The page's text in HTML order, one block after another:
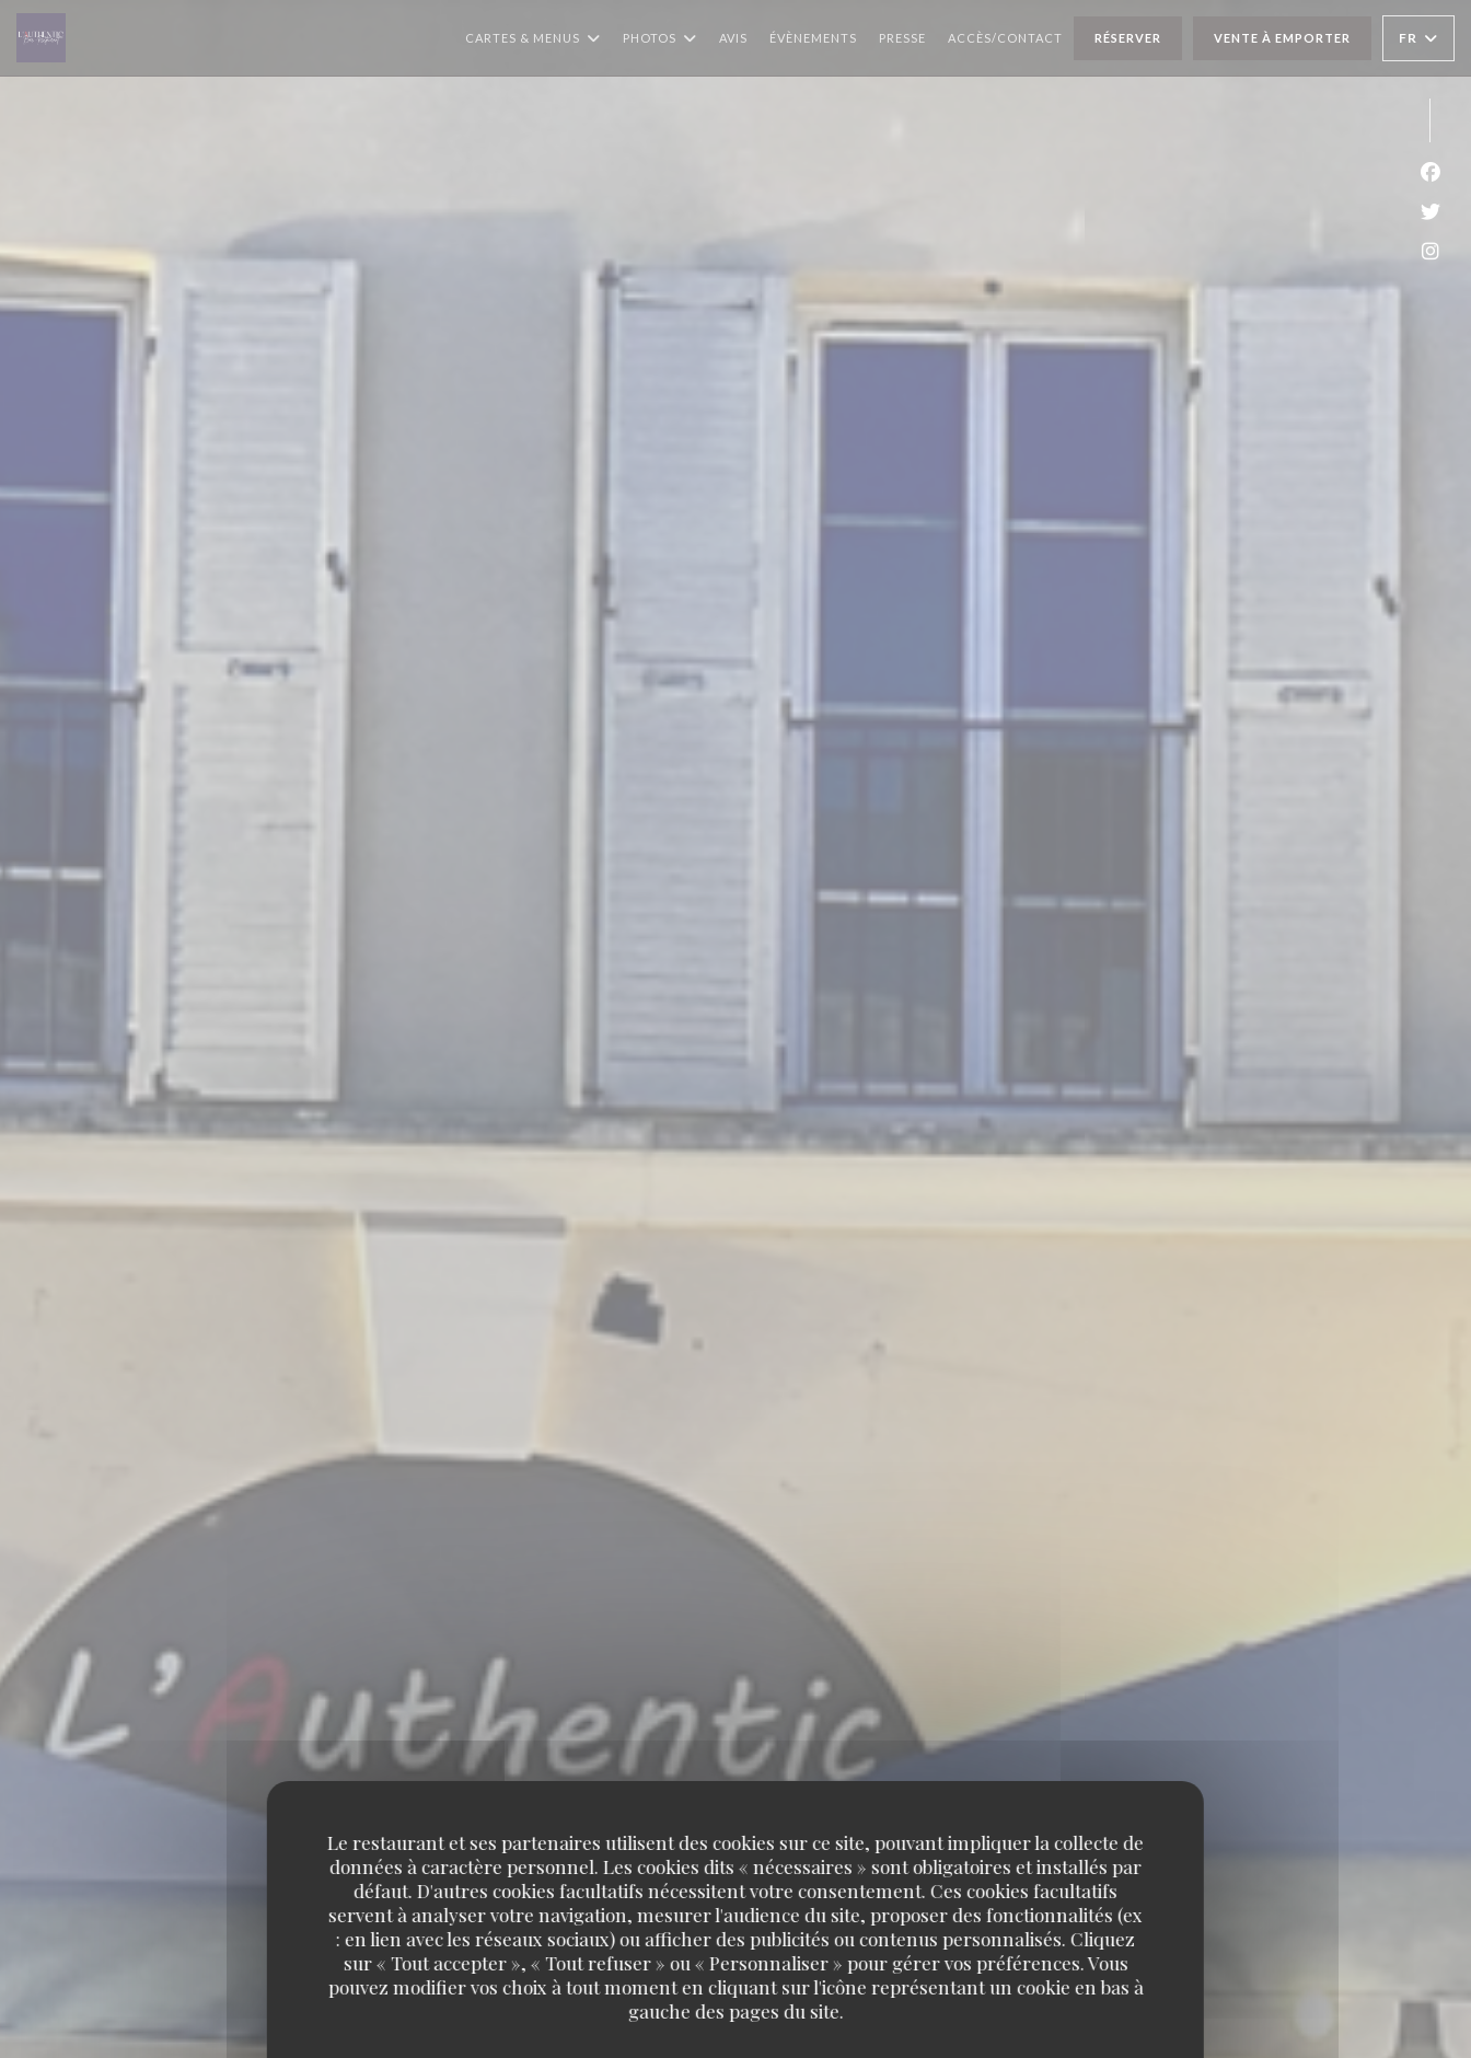
Le restaurant et ses partenaires utilisent des cookies sur ce site, pouvant impliquer la collecte de
données à caractère personnel. Les cookies dits « nécessaires » sont obligatoires et installés par
défaut. D'autres cookies facultatifs nécessitent votre consentement. Ces cookies facultatifs
servent à analyser votre navigation, mesurer l'audience du site, proposer des fonctionnalités (ex
: en lien avec les réseaux sociaux) ou afficher des publicités ou contenus personnalisés. Cliquez
sur « Tout accepter », « Tout refuser » ou « Personnaliser » pour gérer vos préférences. Vous
pouvez modifier vos choix à tout moment en cliquant sur l'icône représentant un cookie en bas à
gauche des pages du site.
CARTES & MENUS PHOTOS AVIS ÉVÈNEMENTS PRESSE ACCÈS/CONTACT RÉSERVER VENTE À EMPORTER FR